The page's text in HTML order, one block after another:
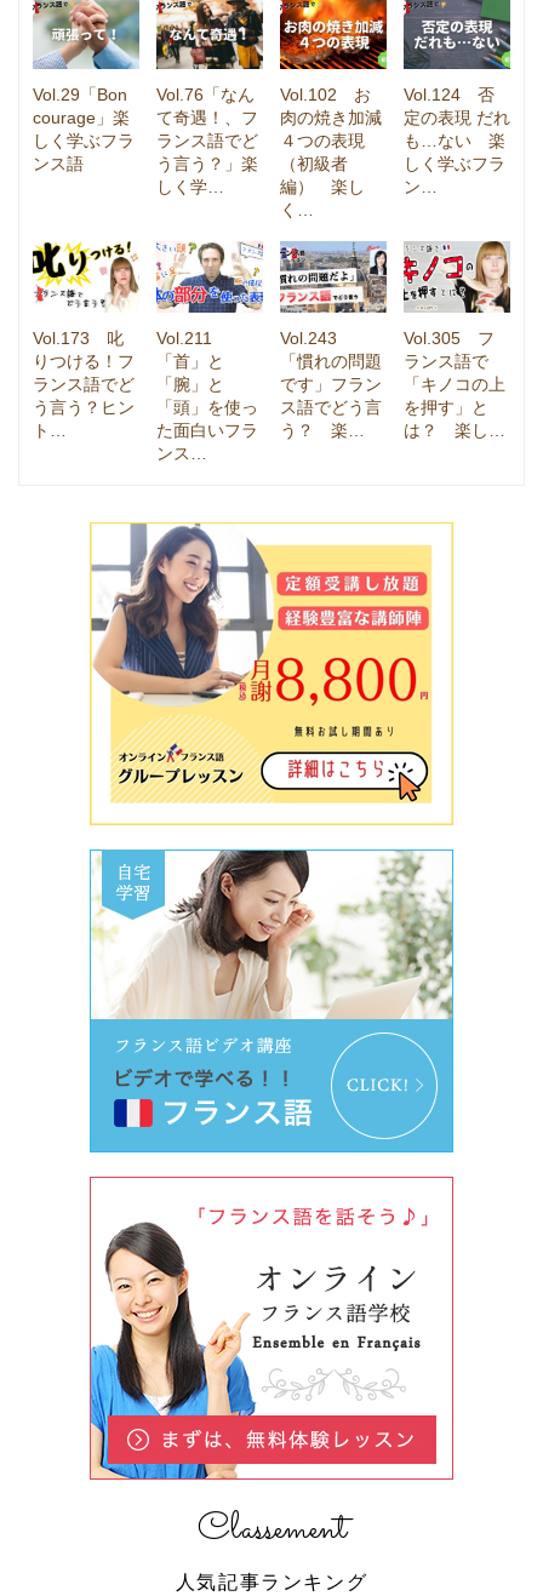
Vol.29「Bon
courage」楽
しく学ぶフラ
ンス語
Vol.76「なん
て奇遇！、フ
ランス語でど
う言う？」楽
しく学…
Vol.102 お
肉の焼き加減
４つの表現
（初級者
編） 楽し
く…
Vol.124 否
定の表現 だれ
も…ない 楽
しく学ぶフラ
ン…
Vol.173 叱
りつける！フ
ランス語でど
う言う？ヒン
ト…
Vol.211
「首」と
「腕」と
「頭」を使っ
た面白いフラ
ンス…
Vol.243
「慣れの問題
です」フラン
ス語でどう言
う？ 楽…
Vol.305 フ
ランス語で
「キノコの上
を押す」と
は？ 楽し…
Classement
人気記事ランキング